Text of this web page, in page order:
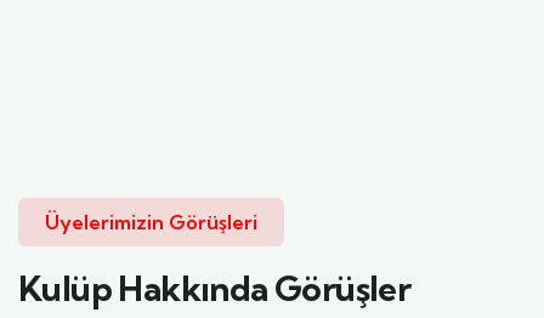
Üyelerimizin Görüşleri
Kulüp Hakkında Görüşler